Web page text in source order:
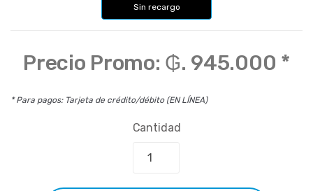
Sin recargo
Precio Promo: ₲. 945.000 *
* Para pagos: Tarjeta de crédito/débito (EN LÍNEA)
Cantidad